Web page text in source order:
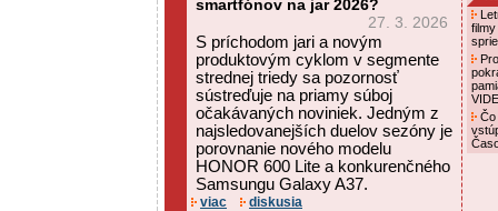
smartfónov na jar 2026?
27. 3. 2026
S príchodom jari a novým
produktovým cyklom v segmente
strednej triedy sa pozornosť
sústreďuje na priamy súboj
očakávaných noviniek. Jedným z
najsledovanejších duelov sezóny je
porovnanie nového modelu
HONOR 600 Lite a konkurenčného
Samsungu Galaxy A37.
viac diskusia
Čo